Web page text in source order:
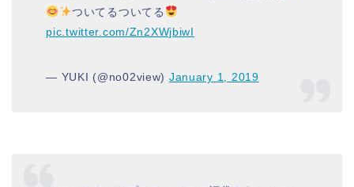
ついてるついてる
pic.twitter.com/Zn2XWjbiwI
— YUKI (@no02view) January 1, 2019